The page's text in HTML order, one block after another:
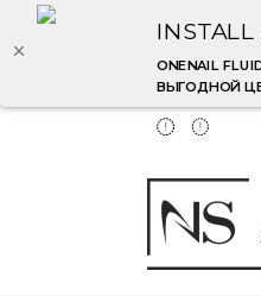
INSTALL
ONENAIL
ВЫГОДНОЙ